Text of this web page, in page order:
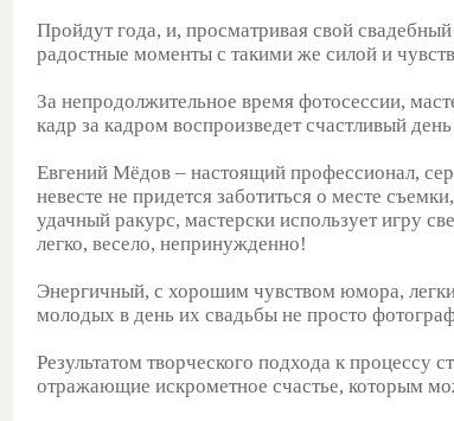
Пройдут года, и, просматривая свой
радостные моменты с такими же силой и
За непродолжительное время фотосессии,
кадр за кадром воспроизведет счастливый
Евгений Мёдов – настоящий профессионал,
невесте не придется заботиться о месте
удачный ракурс, мастерски использует игру
легко, весело, непринужденно!
Энергичный, с хорошим чувством юмора,
молодых в день их свадьбы не просто
Результатом творческого подхода к процессу
отражающие искрометное счастье, которым